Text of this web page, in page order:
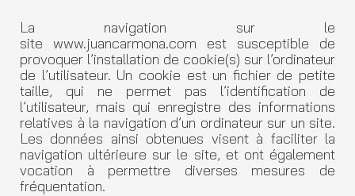
La navigation sur le
site www.juancarmona.com est susceptible de
provoquer l’installation de cookie(s) sur l’ordinateur
de l’utilisateur. Un cookie est un fichier de petite
taille, qui ne permet pas l’identification de
l’utilisateur, mais qui enregistre des informations
relatives à la navigation d’un ordinateur sur un site.
Les données ainsi obtenues visent à faciliter la
navigation ultérieure sur le site, et ont également
vocation à permettre diverses mesures de
fréquentation.